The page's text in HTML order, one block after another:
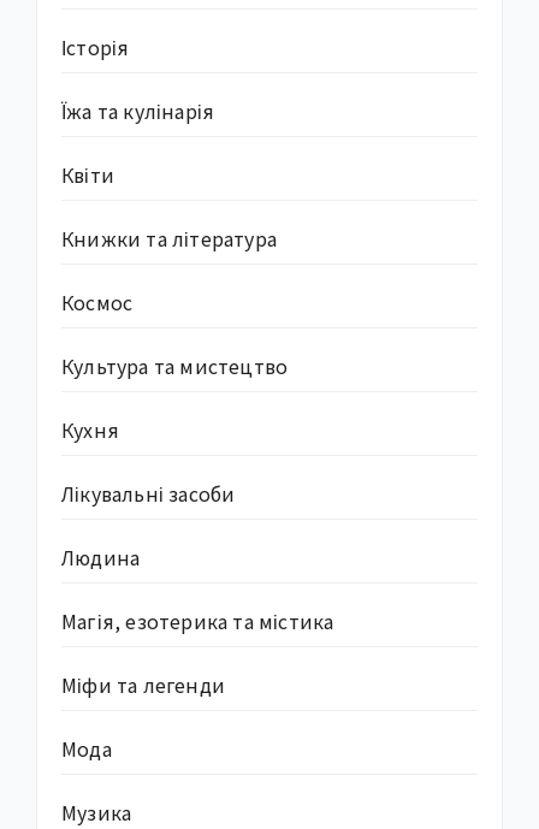
Історія
Їжа та кулінарія
Квіти
Книжки та література
Космос
Культура та мистецтво
Кухня
Лікувальні засоби
Людина
Магія, езотерика та містика
Міфи та легенди
Мода
Музика